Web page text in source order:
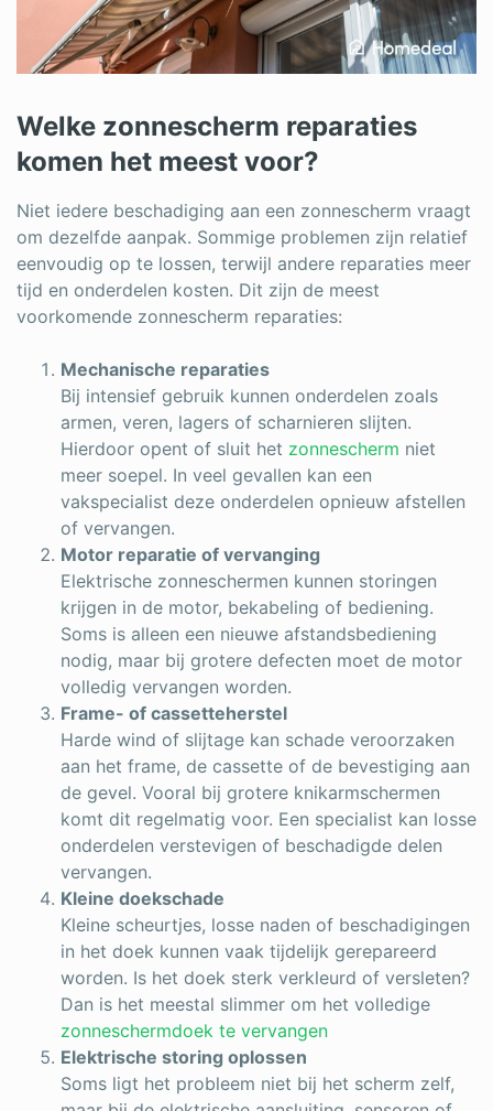
Welke zonnescherm reparaties
komen het meest voor?
Niet iedere beschadiging aan een zonnescherm vraagt
om dezelfde aanpak. Sommige problemen zijn relatief
eenvoudig op te lossen, terwijl andere reparaties meer
tijd en onderdelen kosten. Dit zijn de meest
voorkomende zonnescherm reparaties:
Mechanische reparaties
Bij intensief gebruik kunnen onderdelen zoals
armen, veren, lagers of scharnieren slijten.
Hierdoor opent of sluit het zonnescherm niet
meer soepel. In veel gevallen kan een
vakspecialist deze onderdelen opnieuw afstellen
of vervangen.
Motor reparatie of vervanging
Elektrische zonneschermen kunnen storingen
krijgen in de motor, bekabeling of bediening.
Soms is alleen een nieuwe afstandsbediening
nodig, maar bij grotere defecten moet de motor
volledig vervangen worden.
Frame- of cassetteherstel
Harde wind of slijtage kan schade veroorzaken
aan het frame, de cassette of de bevestiging aan
de gevel. Vooral bij grotere knikarmschermen
komt dit regelmatig voor. Een specialist kan losse
onderdelen verstevigen of beschadigde delen
vervangen.
Kleine doekschade
Kleine scheurtjes, losse naden of beschadigingen
in het doek kunnen vaak tijdelijk gerepareerd
worden. Is het doek sterk verkleurd of versleten?
Dan is het meestal slimmer om het volledige
zonneschermdoek te vervangen
Elektrische storing oplossen
Soms ligt het probleem niet bij het scherm zelf,